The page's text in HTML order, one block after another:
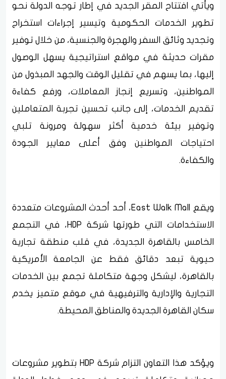
ويأتي افتتاح المقر الجديد في إطار توجه الدولة نحو
تطوير الخدمات الحكومية وتيسير إجراءات استخراج
وتجديد وثائق السفر والهجرة والجنسية، من خلال توفير
مقرات حديثة في مواقع استراتيجية يسهل الوصول
إليها، بما يسهم في تقليل الوقت والجهد المبذول من
المواطنين، وتسريع إنجاز المعاملات، ورفع كفاءة
تقديم الخدمات، إلى جانب تحسين تجربة المتعاملين
وتوفير بيئة خدمية أكثر سهولة ومرونة تلبي
احتياجات المواطنين وفق أعلى معايير الجودة
والكفاءة.
ويقع East Walk Mall، أحد أحدث المشروعات متعددة
الاستخدامات التي طورتها شركة HDP، في التجمع
الخامس بالقاهرة الجديدة، في قلب منطقة تجارية
حيوية تبعد دقائق فقط عن الجامعة الأمريكية
بالقاهرة، ليشكل وجهة متكاملة تجمع بين الخدمات
التجارية والإدارية والترفيهية في موقع متميز يخدم
سكان القاهرة الجديدة والمناطق المحيطة.
ويؤكد هذا التعاون التزام شركة HDP بتطوير مشروعات